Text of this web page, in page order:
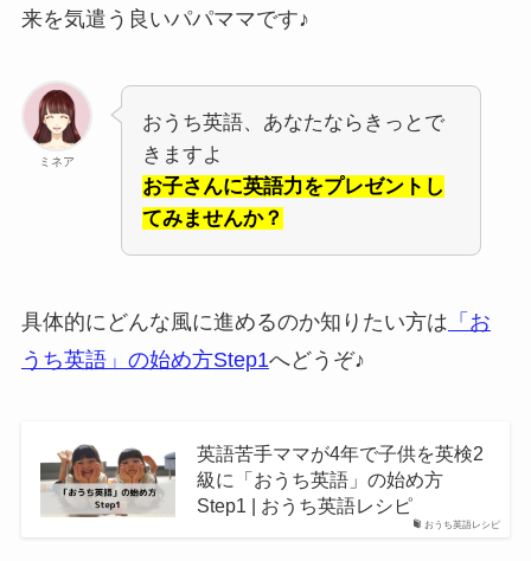
来を気遣う良いパパママです♪
ミネア
おうち英語、あなたならきっとで
きますよ
お子さんに英語力をプレゼントし
てみませんか？
具体的にどんな風に進めるのか知りたい方は 「お
うち英語」の始め方Step1へどうぞ♪
おうち英語レシピ
英語苦手ママが4年で子供を英検2
級に「おうち英語」の始め方
Step1 | おうち英語レシピ